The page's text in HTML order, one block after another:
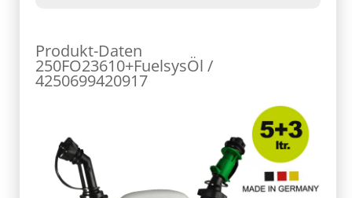
Produkt-Daten
250FO23610+FuelsysÖl /
4250699420917